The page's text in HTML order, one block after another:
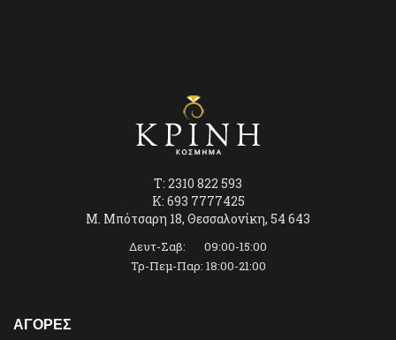
T: 2310 822 593
K: 693 7777425
Μ. Μπότσαρη 18, Θεσσαλονίκη, 54 643
Δευτ-Σαβ: 09:00-15:00
Τρ-Πεμ-Παρ: 18:00-21:00
ΑΓΟΡΕΣ